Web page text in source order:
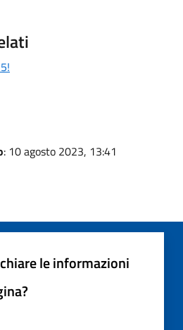
: 10 agosto 2023, 13:41
le informazioni